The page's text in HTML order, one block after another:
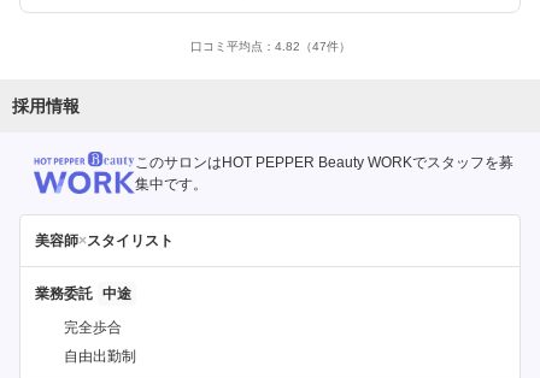
口コミ平均点： 4.82 （47件）
採用情報
このサロンはHOT PEPPER Beauty WORKでスタッフを募
集中です。
美容師× スタイリスト
業務委託
完全歩合
自由出勤制